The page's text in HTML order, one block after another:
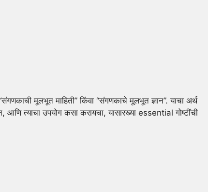
मूलभूत माहिती” किंवा “संगणकाचे मूलभूत ज्ञान”.याचा अर्थ
आणि त्याचा उपयोग कसा करायचा, यासारख्या essential गोष्टींची